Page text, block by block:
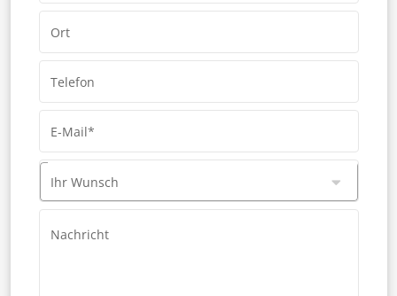
Ort
Telefon
E-Mail*
Ihr Wunsch
Nachricht